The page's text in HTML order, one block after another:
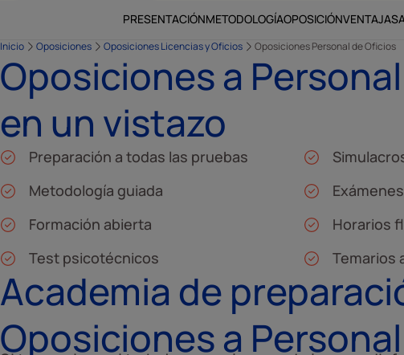
PRESENTACIÓNMETODOLOGÍAOPOSICIÓNVENTAJAS
Inicio Oposiciones Oposiciones Licencias y Oficios Oposiciones Personal de Oficios
Oposiciones a
en un vistazo
Preparación a todas las pruebas
Metodología guiada
Formación abierta
Horarios
Test psicotécnicos
Temarios
Academia de
Oposiciones a